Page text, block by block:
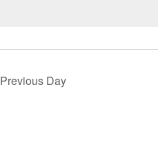
Previous Day